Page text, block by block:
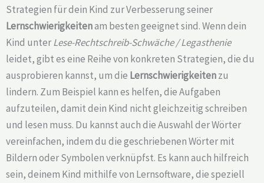
Strategien für dein Kind zur Verbesserung seiner
Lernschwierigkeitenam besten geeignet sind. Wenn dein
Kind unterLese-Rechtschreib-Schwäche / Legasthenie
leidet, gibt es eine Reihe von konkreten Strategien, die du
ausprobieren kannst, um die Lernschwierigkeitenzu
lindern. Zum Beispiel kann es helfen, die Aufgaben
aufzuteilen, damit dein Kind nicht gleichzeitig schreiben
und lesen muss. Du kannst auch die Auswahl der Wörter
vereinfachen, indem du die geschriebenen Wörter mit
Bildern oder Symbolen verknüpfst. Es kann auch hilfreich
sein, deinem Kind mithilfe von Lernsoftware, die speziell